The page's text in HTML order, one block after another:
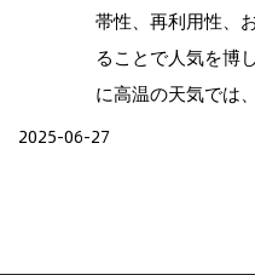
帯性、再利用性、
ることで人気を博
に高温の天気では
2025-06-27